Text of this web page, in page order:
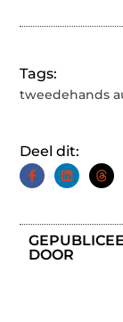
Tags:
tweedehands
Deel dit:
DOOR